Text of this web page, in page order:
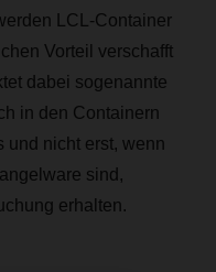
LCL-Container
Vorteil verschafft
dabei sogenannte
in den Containern
und nicht erst, wenn
sind,
erhalten.